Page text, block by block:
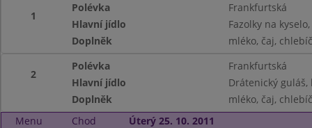
1
Polévka
Frankfurtská
Hlavní jídlo
Fazolky na
Doplněk
mléko, čaj,
2
Polévka
Frankfurtská
Hlavní jídlo
Drátenický
Doplněk
mléko, čaj,
Menu
Chod Úterý 25. 10. 2011